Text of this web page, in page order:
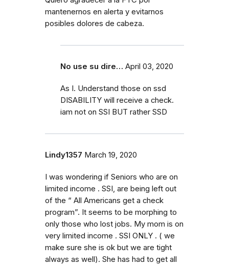
mantenernos en alerta y evitarnos
posibles dolores de cabeza.
No use su dire… April 03, 2020
As I. Understand those on ssd
DISABILITY will receive a check.
iam not on SSI BUT rather SSD
Lindy1357 March 19, 2020
I was wondering if Seniors who are on
limited income . SSI, are being left out
of the “ All Americans get a check
program”. It seems to be morphing to
only those who lost jobs. My mom is on
very limited income . SSI ONLY . ( we
make sure she is ok but we are tight
always as well). She has had to get all